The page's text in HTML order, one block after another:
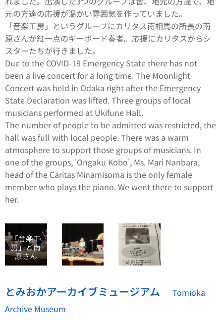
元の方達の応援が温かい雰囲気を作っていました。
「音楽工房」というグループにカリタス南相馬の所長の南
原さんが紅一点のキーボード奏者。応援にカリタスからシ
スターたちが行きました。
Due to the COVID-19 Emergency State there has not
been a live concert for a long time. The Moonlight
Concert was held in Odaka right after the Emergency
State Declaration was lifted. Three groups of local
musicians performed at Ukifune Hall.
The number of people to be admitted was restricted, the
hall was full with local people. There was a warm
atmosphere to support those groups of musicians. In
one of the groups, 'Ongaku Kobo', Ms. Mari Nanbara,
head of the Caritas Minamisoma is the only female
member who plays the piano. We went there to support
her.
「音楽工
房」と南
原さん
とみおかアーカイブミュージアム
Tomioka
Archive Museum